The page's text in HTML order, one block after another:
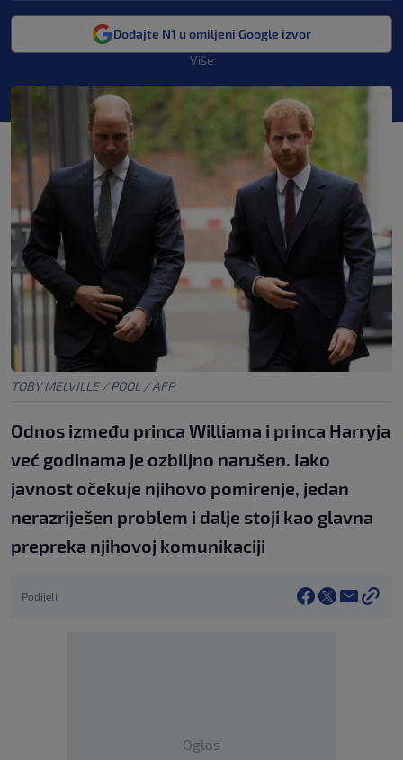
Dodajte N1 u omiljeni Google izvor
Više
TOBY MELVILLE / POOL / AFP
Odnos između princa Williama i princa Harryja
već godinama je ozbiljno narušen. Iako
javnost očekuje njihovo pomirenje, jedan
nerazriješen problem i dalje stoji kao glavna
prepreka njihovoj komunikaciji
Podijeli
Oglas